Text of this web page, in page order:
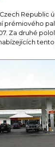
Republic
prémiového
Za druhé
tento